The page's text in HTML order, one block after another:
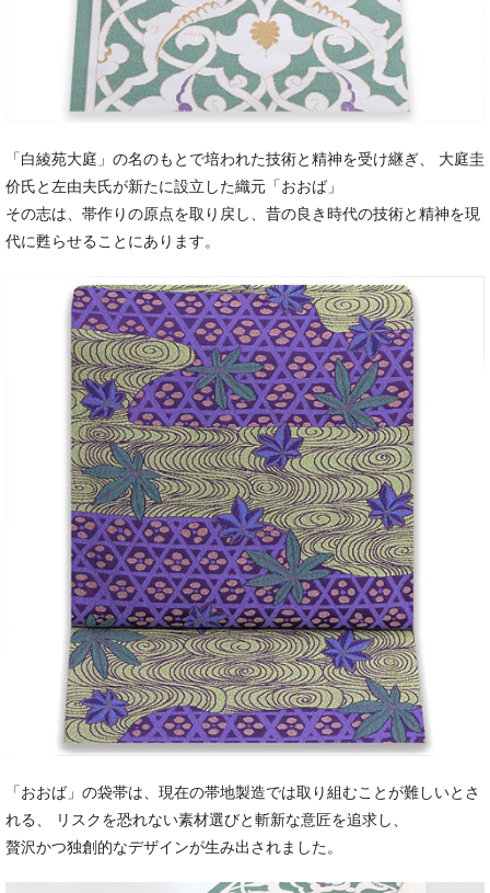
「白綾苑大庭」の名のもとで培われた技術と精神を受け継ぎ、 大庭圭
价氏と左由夫氏が新たに設立した織元「おおば」
その志は、帯作りの原点を取り戻し、昔の良き時代の技術と精神を現
代に甦らせることにあります。
「おおば」の袋帯は、現在の帯地製造では取り組むことが難しいとさ
れる、 リスクを恐れない素材選びと斬新な意匠を追求し、
贅沢かつ独創的なデザインが生み出されました。